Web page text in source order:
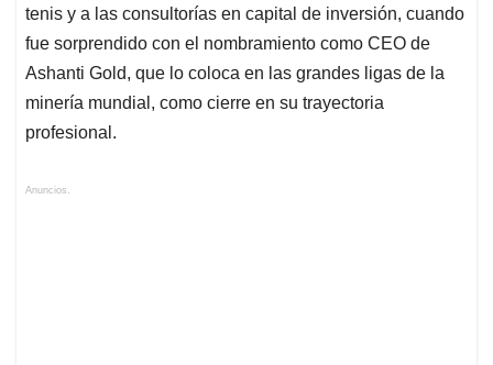
tenis y a las consultorías en capital de inversión, cuando
fue sorprendido con el nombramiento como CEO de
Ashanti Gold, que lo coloca en las grandes ligas de la
minería mundial, como cierre en su trayectoria
profesional.
Anuncios.